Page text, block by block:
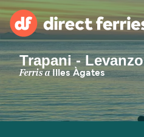
Països
Bitllets de Ferry
Trapani - Levanzo
Ferris aIlles Àgates